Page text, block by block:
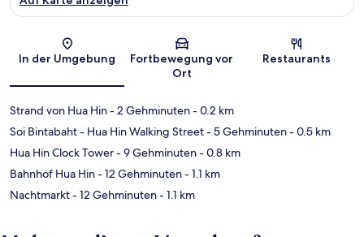
Karte
In der Umgebung
Fortbewegung vor
Ort
Restaurants
Strand von Hua Hin- 2 Gehminuten- 0.2 km
Soi Bintabaht - Hua Hin Walking Street- 5 Gehminuten- 0.5 km
Hua Hin Clock Tower- 9 Gehminuten- 0.8 km
Bahnhof Hua Hin- 12 Gehminuten- 1.1 km
Nachtmarkt- 12 Gehminuten- 1.1 km